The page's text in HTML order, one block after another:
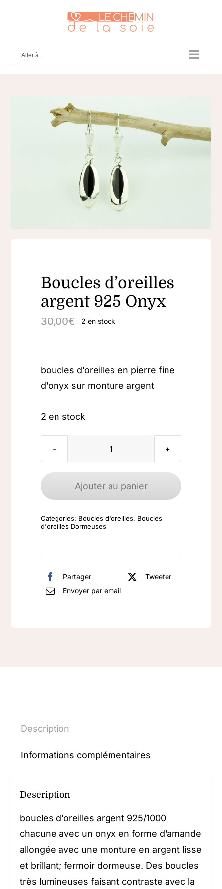
Aller à...
Boucles d’oreilles
argent 925 Onyx
30,00€ 2 en stock
boucles d’oreilles en pierre fine
d’onyx sur monture argent
2 en stock
quantité
Boucles
925
Ajouter au panier
Categories: Boucles d'oreilles, Boucles
d'oreilles Dormeuses
Partager
Tweeter
Envoyer par email
Description
Informations complémentaires
Description
boucles d’oreilles argent 925/1000
chacune avec un onyx en forme d’amande
allongée avec une monture en argent lisse
et brillant; fermoir dormeuse. Des boucles
très lumineuses faisant contraste avec la